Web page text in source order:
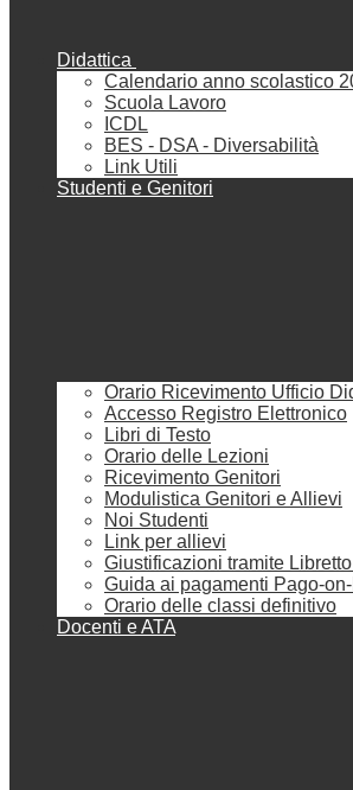
Didattica
Calendario anno scolastico
Scuola Lavoro
ICDL
BES - DSA - Diversabilità
Link Utili
Studenti e Genitori
Orario Ricevimento Ufficio
Accesso Registro Elettronico
Libri di Testo
Orario delle Lezioni
Ricevimento Genitori
Modulistica Genitori e Allievi
Noi Studenti
Link per allievi
Giustificazioni tramite
Guida ai pagamenti Pago-
Orario delle classi definitivo
Docenti e ATA